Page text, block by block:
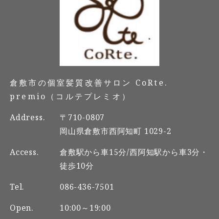
倉敷市の個室髪質改善サロン CoRte.
premio（コルテプレミオ）
Address.
〒710-0807
岡山県倉敷市西阿知町 1029-2
Access.
倉敷駅から車15分/西阿知駅から車3分・
徒歩10分
Tel.
086-436-7501
Open.
10:00～19:00